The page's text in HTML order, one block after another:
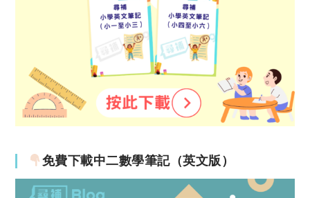
免費下載中二數學筆記（英文版）